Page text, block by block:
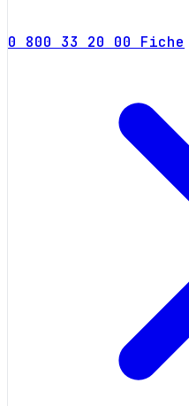
0 800 33 20 00 Fiche